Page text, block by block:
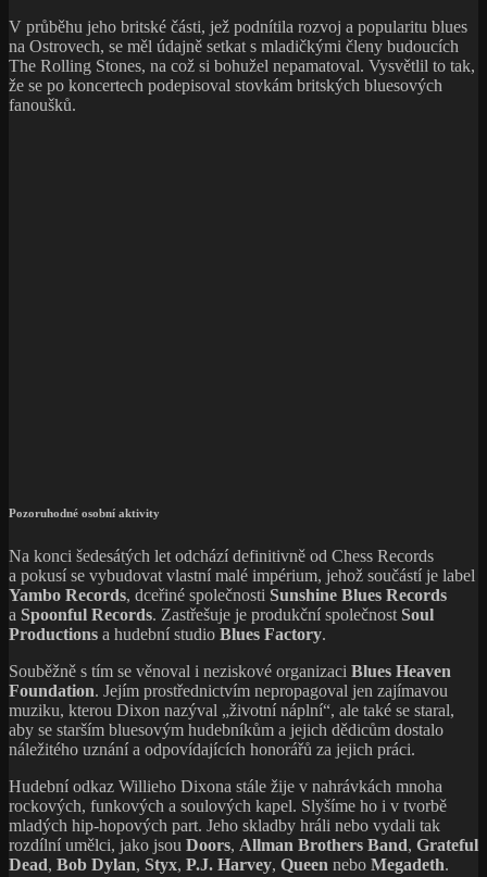
V průběhu jeho britské části, jež podnítila rozvoj a popularitu blues
na Ostrovech, se měl údajně setkat s mladičkými členy budoucích
The Rolling Stones, na což si bohužel nepamatoval. Vysvětlil to tak,
že se po koncertech podepisoval stovkám britských bluesových
fanoušků.
Pozoruhodné osobní aktivity
Na konci šedesátých let odchází definitivně od Chess Records
a pokusí se vybudovat vlastní malé impérium, jehož součástí je label
Yambo Records, dceřiné společnosti Sunshine Blues Records
a Spoonful Records. Zastřešuje je produkční společnost Soul
Productions a hudební studio Blues Factory.
Souběžně s tím se věnoval i neziskové organizaci Blues Heaven
Foundation. Jejím prostřednictvím nepropagoval jen zajímavou
muziku, kterou Dixon nazýval „životní náplní“, ale také se staral,
aby se starším bluesovým hudebníkům a jejich dědicům dostalo
náležitého uznání a odpovídajících honorářů za jejich práci.
Hudební odkaz Willieho Dixona stále žije v nahrávkách mnoha
rockových, funkových a soulových kapel. Slyšíme ho i v tvorbě
mladých hip-hopových part. Jeho skladby hráli nebo vydali tak
rozdílní umělci, jako jsou Doors, Allman Brothers Band, Grateful
Dead, Bob Dylan, Styx, P.J. Harvey, Queen nebo Megadeth.